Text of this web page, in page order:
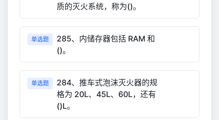
质的灭火系统，称为()。
单选题
285、内储存器包括 RAM 和
()。
单选题
284、推车式泡沫灭火器的规
格为 20L、45L、60L，还有
()L。